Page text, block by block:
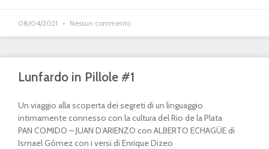
08/04/2021 Nessun commento
Lunfardo in Pillole #1
Un viaggio alla scoperta dei segreti di un linguaggio
intimamente connesso con la cultura del Rio de la Plata
PAN COMIDO – JUAN D’ARIENZO con ALBERTO ECHAGÜE di
Ismael Gómez con i versi di Enrique Dizeo